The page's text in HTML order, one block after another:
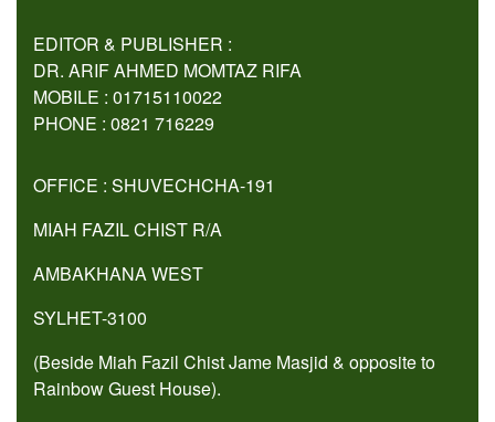
EDITOR & PUBLISHER :
DR. ARIF AHMED MOMTAZ RIFA
MOBILE : 01715110022
PHONE : 0821 716229
OFFICE : SHUVECHCHA-191
MIAH FAZIL CHIST R/A
AMBAKHANA WEST
SYLHET-3100
(Beside Miah Fazil Chist Jame Masjid & opposite to
Rainbow Guest House).